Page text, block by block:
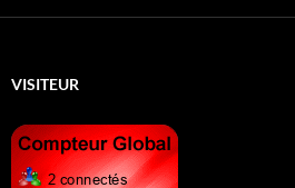
VISITEUR